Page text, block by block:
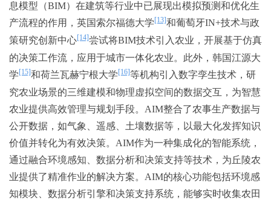
息模型（BIM）在建筑等行业中已展现出模拟预测和优化生
产流程的作用，英国索尔福德大学 [13]和葡萄牙IN+技术与政
策研究创新中心[14]尝试将BIM技术引入农业，开展基于仿真
的决策工作流，应用于城市一体化农业。此外，韩国江源大
学 [15]和荷兰瓦赫宁根大学 [16]等机构引入数字孪生技术，研
究农业场景的三维建模和物理虚拟空间的数据交互，为智慧
农业提供高效管理与规划手段。AIM整合了农事生产数据与
公开数据，如气象、遥感、土壤数据等，以最大化发挥知识
价值并转化为有效决策。AIM作为一种集成化的智能系统，
通过融合环境感知、数据分析和决策支持等技术，为丘陵农
业提供了精准作业的解决方案。AIM的核心功能包括环境感
知模块、数据分析引擎和决策支持系统，能够实时收集农田